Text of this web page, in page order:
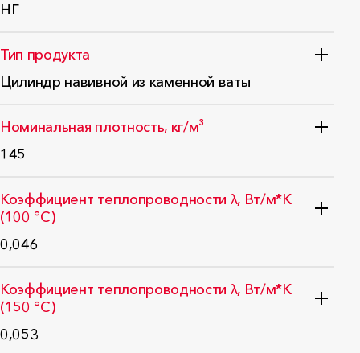
НГ
Тип продукта
Цилиндр навивной из каменной ваты
Номинальная плотность, кг/м³
145
Коэффициент теплопроводности λ, Вт/м*K
(100 °C)
0,046
Коэффициент теплопроводности λ, Вт/м*K
(150 °C)
0,053